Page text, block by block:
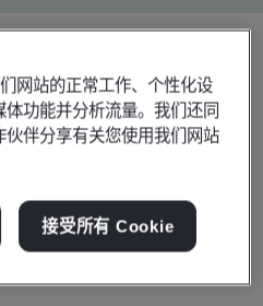
Download
网站的正常工作、个性化设
功能并分析流量。我们还同
伴分享有关您使用我们网站
接受所有 Cookie